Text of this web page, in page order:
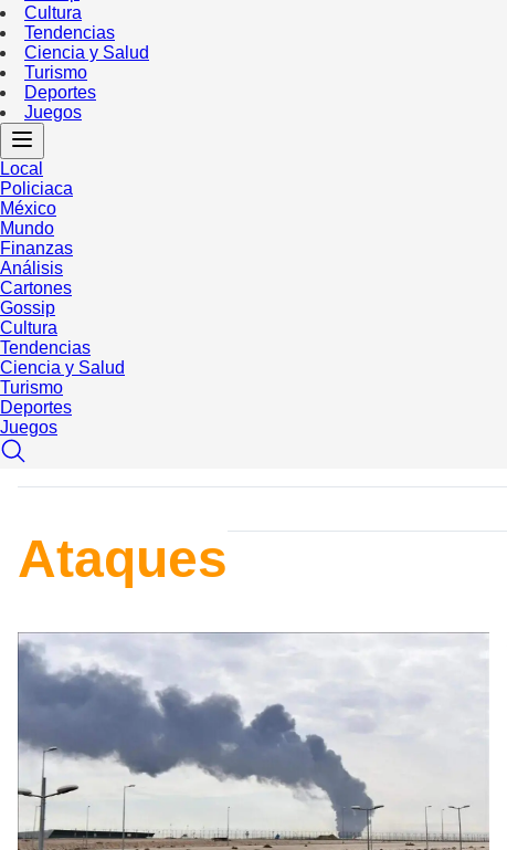
Cultura
Tendencias
Ciencia y Salud
Turismo
Deportes
Juegos
Local
Policiaca
México
Mundo
Finanzas
Análisis
Cartones
Gossip
Cultura
Tendencias
Ciencia y Salud
Turismo
Deportes
Juegos
Ataques